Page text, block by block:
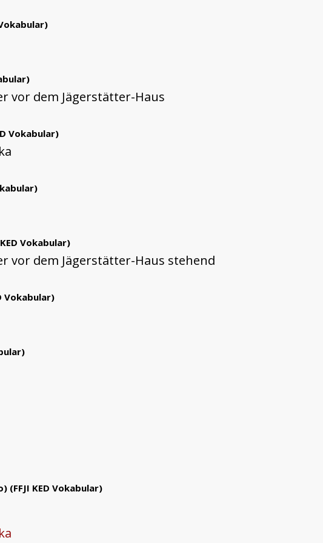
vor dem Jägerstätter-Haus
Vokabular)
KED Vokabular)
vor dem Jägerstätter-Haus stehend
Vokabular)
(FFJI KED Vokabular)